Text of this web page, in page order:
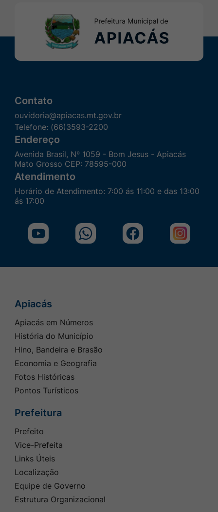
Contato
ouvidoria@apiacas.mt.gov.br
Telefone: (66)3593-2200
Endereço
Avenida Brasil, Nº 1059 - Bom Jesus - Apiacás
Mato Grosso CEP: 78595-000
Atendimento
Horário de Atendimento: 7:00 ás 11:00 e das 13:00
ás 17:00
Acessar
a
Acessar
a
Acessar
a
Acessar
a
Seção do Rodapé e Contato
Apiacás
Apiacás em Números
História do Município
Hino, Bandeira e Brasão
Economia e Geografia
Fotos Históricas
Pontos Turísticos
Prefeitura
Prefeito
Vice-Prefeita
Links Úteis
Localização
Equipe de Governo
Estrutura Organizacional